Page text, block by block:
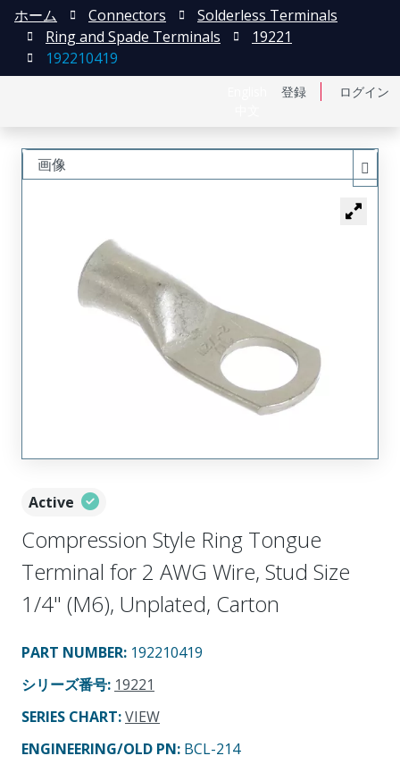
登録 ログイン
ホーム Connectors
Solderless Terminals
Ring and Spade Terminals
19221
192210419
Active
Compression Style Ring Tongue
Terminal for 2 AWG Wire, Stud Size
1/4" (M6), Unplated, Carton
PART NUMBER: 192210419
シリーズ番号: 19221
SERIES CHART:VIEW
ENGINEERING/OLD PN: BCL-214
画像